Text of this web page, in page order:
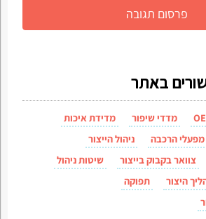
באתר
מדדי שיפור
מדידת איכות
מפעלי הרכבה
ניהול הייצור
צוואר בקבוק בייצור
שיטות ניהול
היצור
תפוקה